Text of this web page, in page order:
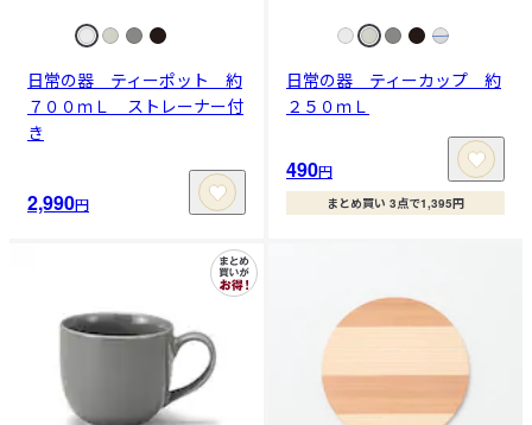
日常の器 ティーポット 約
７００ｍＬ ストレーナー付
き
2,990円
日常の器 ティーカップ 約
２５０ｍＬ
490円
まとめ買い 3点で1,395円